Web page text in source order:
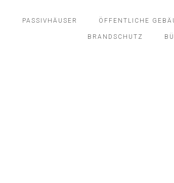
PASSIVHÄUSER ÖFFENTLICHE
BRANDSCHUTZ